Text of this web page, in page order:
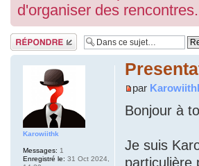
d'organiser des rencontres.
Répondre
par
Bonjour à
Je suis
particulière
Karowiithk
Messages: 1
Enregistré le: 31 Oct 2024,